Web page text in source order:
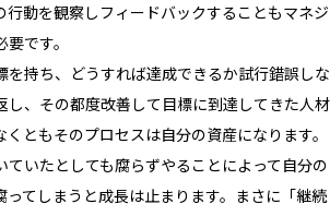
行動を観察しフィードバックすることもマネジ
です。
を持ち、どうすれば達成できるか試行錯誤しな
し、その都度改善して目標に到達してきた人材
ともそのプロセスは自分の資産になります。
ていたとしても腐らずやることによって自分の
ってしまうと成長は止まります。まさに「継続